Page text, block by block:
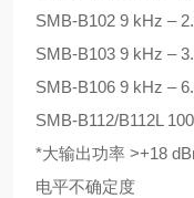
SMB-B102 9 kHz –
SMB-B103 9 kHz –
SMB-B106 9 kHz –
SMB-B112/B112L
*大输出功率 >+18
电平不确定度